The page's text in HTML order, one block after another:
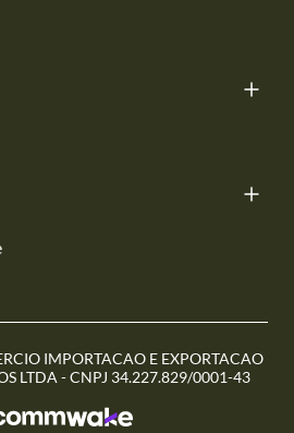
IMPORTACAO E EXPORTACAO
LTDA - CNPJ 34.227.829/0001-43